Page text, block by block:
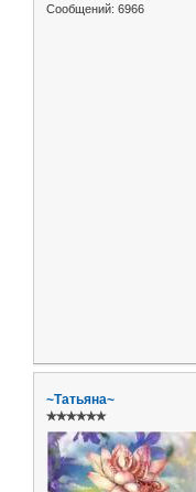
Сообщений: 6966
~Татьяна~
✯✯✯✯✯✯